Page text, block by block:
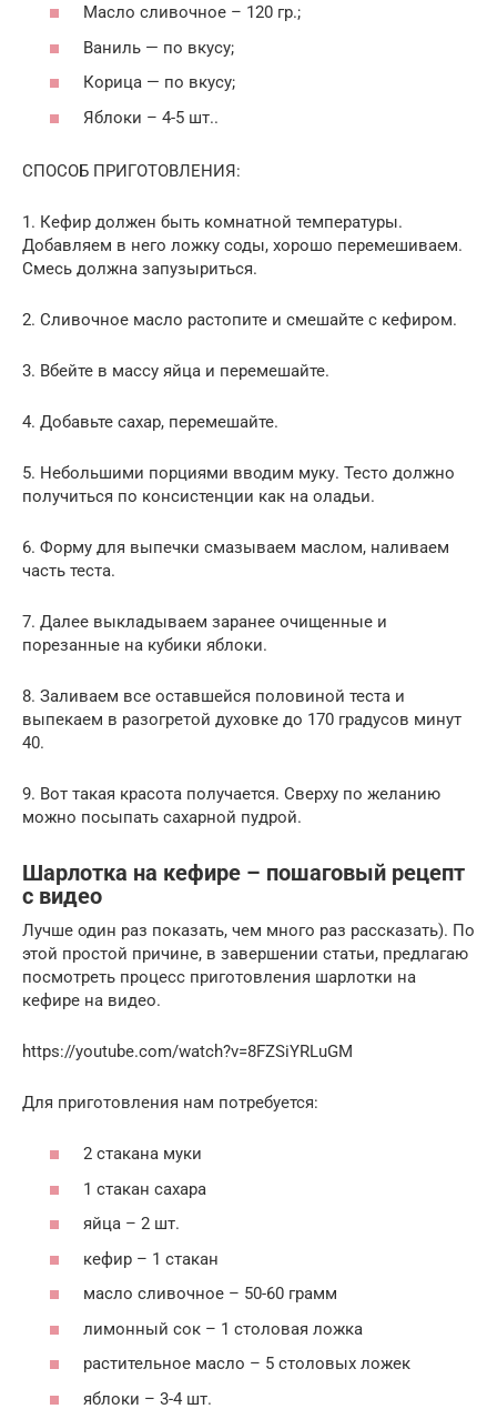
Масло сливочное – 120 гр.;
Ваниль — по вкусу;
Корица — по вкусу;
Яблоки – 4-5 шт..
СПОСОБ ПРИГОТОВЛЕНИЯ:
1. Кефир должен быть комнатной температуры.
Добавляем в него ложку соды, хорошо перемешиваем.
Смесь должна запузыриться.
2. Сливочное масло растопите и смешайте с кефиром.
3. Вбейте в массу яйца и перемешайте.
4. Добавьте сахар, перемешайте.
5. Небольшими порциями вводим муку. Тесто должно
получиться по консистенции как на оладьи.
6. Форму для выпечки смазываем маслом, наливаем
часть теста.
7. Далее выкладываем заранее очищенные и
порезанные на кубики яблоки.
8. Заливаем все оставшейся половиной теста и
выпекаем в разогретой духовке до 170 градусов минут
40.
9. Вот такая красота получается. Сверху по желанию
можно посыпать сахарной пудрой.
Шарлотка на кефире – пошаговый рецепт
с видео
Лучше один раз показать, чем много раз рассказать). По
этой простой причине, в завершении статьи, предлагаю
посмотреть процесс приготовления шарлотки на
кефире на видео.
https://youtube.com/watch?v=8FZSiYRLuGM
Для приготовления нам потребуется:
2 стакана муки
1 стакан сахара
яйца – 2 шт.
кефир – 1 стакан
масло сливочное – 50-60 грамм
лимонный сок – 1 столовая ложка
растительное масло – 5 столовых ложек
яблоки – 3-4 шт.